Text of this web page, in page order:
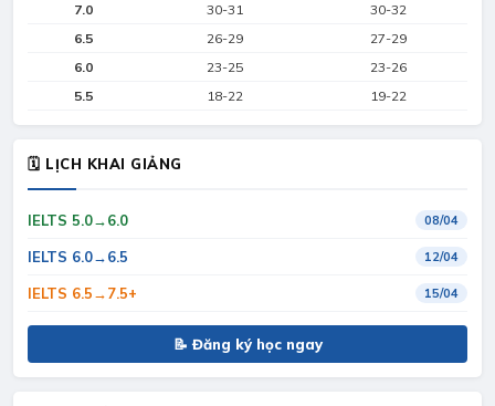
7.0
30-31
30-32
6.5
26-29
27-29
6.0
23-25
23-26
5.5
18-22 19-22
🗓 LỊCH KHAI GIẢNG
IELTS 5.0→6.0 08/04
IELTS 6.0→6.5 12/04
IELTS 6.5→7.5+ 15/04
📝 Đăng ký học ngay